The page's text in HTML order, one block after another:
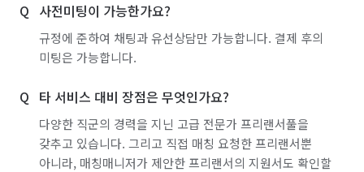
사전미팅이 가능한가요?
규정에 준하여 채팅과 유선상담만 가능합니다. 결제 후의
미팅은 가능합니다.
타 서비스 대비 장점은 무엇인가요?
다양한 직군의 경력을 지닌 고급 전문가 프리랜서풀을
갖추고 있습니다. 그리고 직접 매칭 요청한 프리랜서뿐
아니라, 매칭매니저가 제안한 프리랜서의 지원서도 확인할